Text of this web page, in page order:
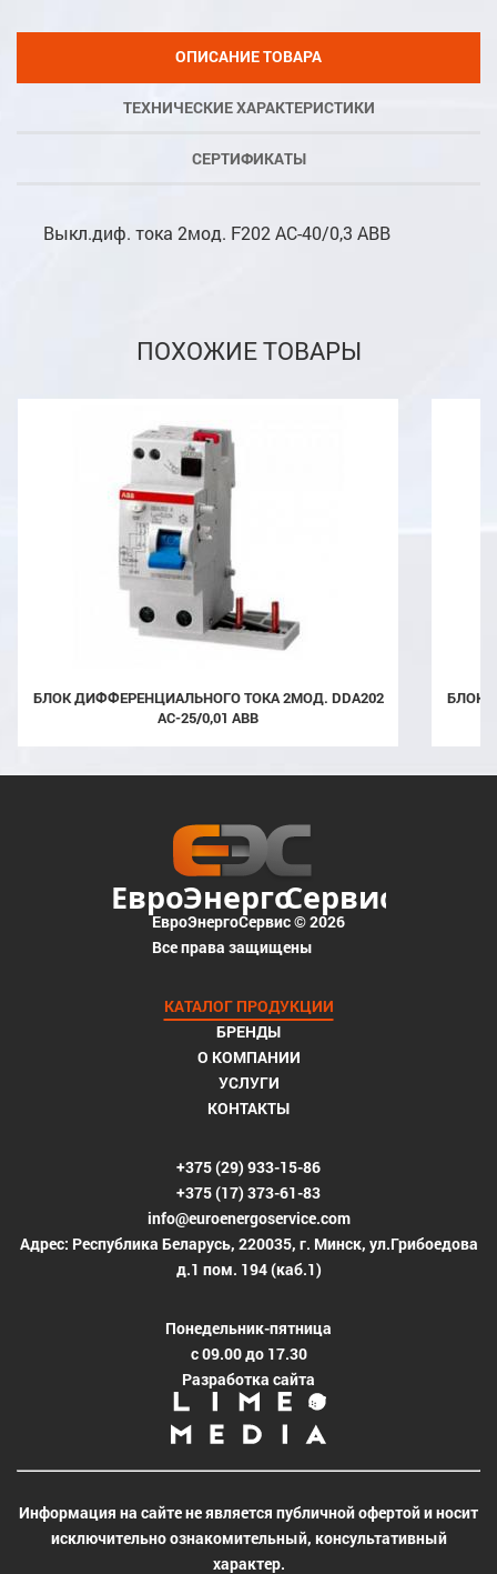
ОПИСАНИЕ ТОВАРА
ТЕХНИЧЕСКИЕ ХАРАКТЕРИСТИКИ
СЕРТИФИКАТЫ
Выкл.диф. тока 2мод. F202 AC-40/0,3 ABB
ПОХОЖИЕ ТОВАРЫ
БЛОК ДИФФЕРЕНЦИАЛЬНОГО ТОКА 2МОД. DDA202
AC-25/0,01 ABB
БЛОК ДИФФЕРЕНЦИАЛЬНОГО ТОКА 2МОД. DDA202
ЕвроЭнергоСервис © 2026
Все права защищены
КАТАЛОГ ПРОДУКЦИИ
БРЕНДЫ
О КОМПАНИИ
УСЛУГИ
КОНТАКТЫ
+375 (29) 933-15-86
+375 (17) 373-61-83
info@euroenergoservice.com
Адрес: Республика Беларусь, 220035, г. Минск, ул.Грибоедова
д.1 пом. 194 (каб.1)
Понедельник-пятница
с 09.00 до 17.30
Разработка сайта
Информация на сайте не является публичной офертой и носит
исключительно ознакомительный, консультативный
характер.